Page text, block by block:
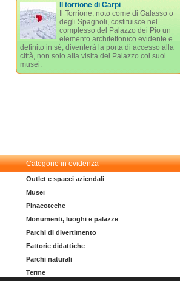
Il torrione di Carpi
Il Torrione, noto come di Galasso o
degli Spagnoli, costituisce nel
complesso del Palazzo dei Pio un
elemento architettonico evidente e
definito in sé, diventerà la porta di accesso alla
città, non solo alla visita del Palazzo coi suoi
musei.
Categorie in evidenza
Outlet e spacci aziendali
Musei
Pinacoteche
Monumenti, luoghi e palazze
Parchi di divertimento
Fattorie didattiche
Parchi naturali
Terme